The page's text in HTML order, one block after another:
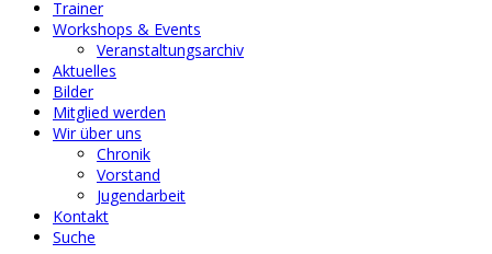
Trainer
Workshops & Events
Veranstaltungsarchiv
Aktuelles
Bilder
Mitglied werden
Wir über uns
Chronik
Vorstand
Jugendarbeit
Kontakt
Suche